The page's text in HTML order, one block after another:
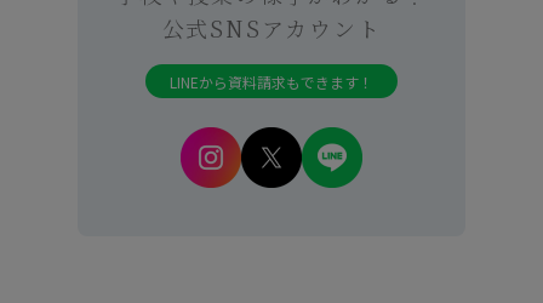
公式SNSアカウント
LINEから資料請求もできます！